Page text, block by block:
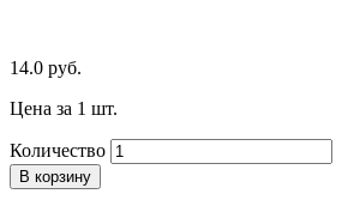
14.0 руб.
Цена за 1 шт.
Количество
В корзину